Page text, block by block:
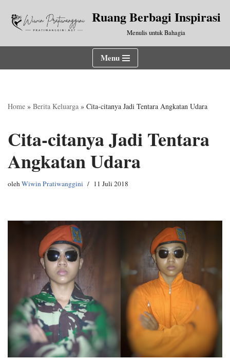
Lompat
Ruang Berbagi Inspirasi
Menulis untuk Bahagia
Menu
Home » Berita Keluarga » Cita-citanya Jadi Tentara Angkatan Udara
Cita-citanya Jadi Tentara
Angkatan Udara
olehWiwin Pratiwanggini 11 Juli 2018